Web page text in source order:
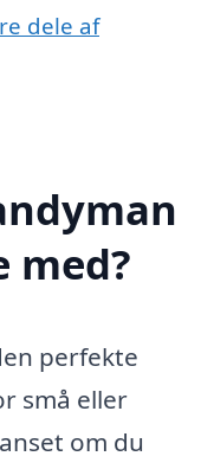
dele af
med?
perfekte
små eller
om du